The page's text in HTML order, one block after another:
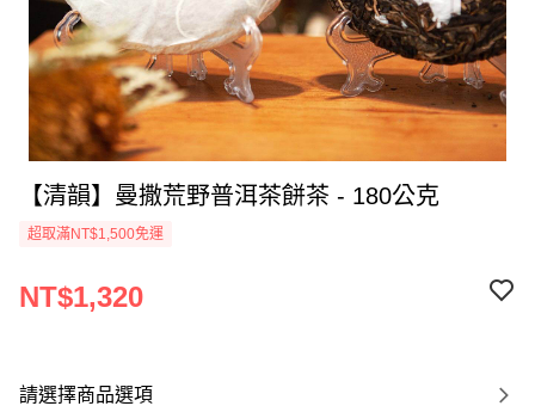
【清韻】曼撒荒野普洱茶餅茶 - 180公克
超取滿NT$1,500免運
NT$1,320
請選擇商品選項